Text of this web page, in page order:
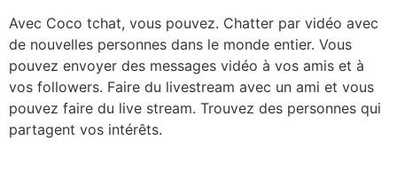
Avec Coco tchat, vous pouvez. Chatter par vidéo avec
de nouvelles personnes dans le monde entier. Vous
pouvez envoyer des messages vidéo à vos amis et à
vos followers. Faire du livestream avec un ami et vous
pouvez faire du live stream. Trouvez des personnes qui
partagent vos intérêts.